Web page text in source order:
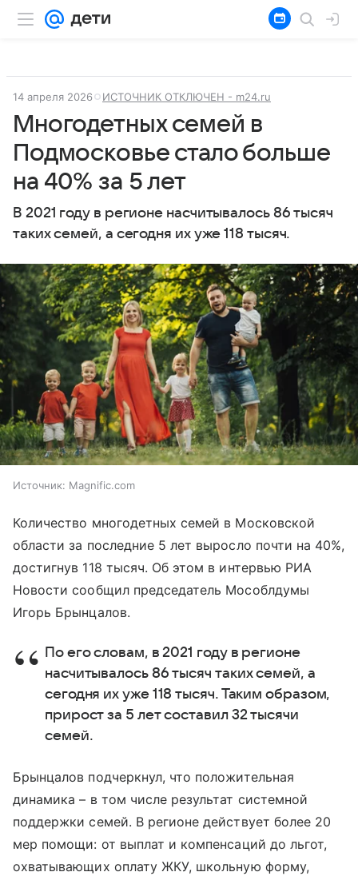
14 апреля 2026 ИСТОЧНИК ОТКЛЮЧЕН - m24.ru
Многодетных семей в
Подмосковье стало больше
на 40% за 5 лет
В 2021 году в регионе насчитывалось 86 тысяч
таких семей, а сегодня их уже 118 тысяч.
Источник: Magnific.com
Количество многодетных семей в Московской
области за последние 5 лет выросло почти на 40%,
достигнув 118 тысяч. Об этом в интервью РИА
Новости сообщил председатель Мособлдумы
Игорь Брынцалов.
По его словам, в 2021 году в регионе
насчитывалось 86 тысяч таких семей, а
сегодня их уже 118 тысяч. Таким образом,
прирост за 5 лет составил 32 тысячи
семей.
Брынцалов подчеркнул, что положительная
динамика – в том числе результат системной
поддержки семей. В регионе действует более 20
мер помощи: от выплат и компенсаций до льгот,
охватывающих оплату ЖКУ, школьную форму,